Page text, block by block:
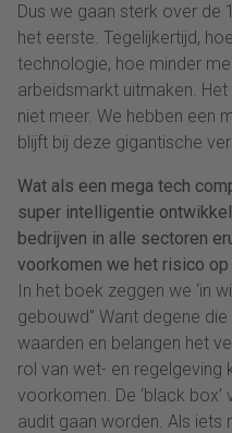
Dus we gaan sterk over de
het eerste. Tegelijkertijd,
technologie, hoe minder
arbeidsmarkt uitmaken.
niet meer. We hebben een
blijft bij deze gigantische
Wat als een mega tech
super intelligentie
bedrijven in alle sectoren
voorkomen we het risico
In het boek zeggen we ‘in
gebouwd'’ Want degene
waarden en belangen het
rol van wet- en
voorkomen. De ‘black
audit gaan worden. Als iets